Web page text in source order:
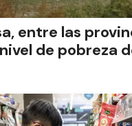
entre las
de pobreza